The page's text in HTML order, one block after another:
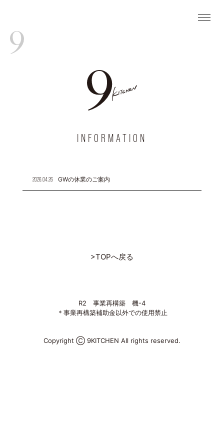
INFORMATION
2026.04.26 GWの休業のご案内
>TOPへ戻る
R2 事業再構築 機-4
＊事業再構築補助金以外での使用禁止
Copyright Ⓒ 9KITCHEN All rights reserved.